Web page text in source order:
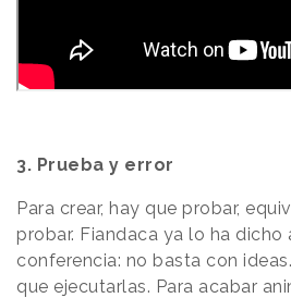
3. Prueba y error
Para crear, hay que probar,
probar. Fiandaca ya lo ha dicho
conferencia: no basta con
que ejecutarlas. Para acabar